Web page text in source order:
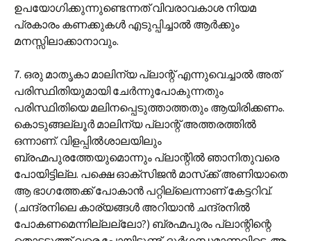
ഉപയോഗിക്കുന്നുണ്ടെന്നത് വിവരാവകാശ നിയമ
പ്രകാരം കണക്കുകൾ എടുപ്പിച്ചാൽ ആർക്കും
മനസ്സിലാക്കാനാവും.
7. ഒരു മാതൃകാ മാലിന്യ പ്ലാന്റ് എന്നുവെച്ചാൽ അത്
പരിസ്ഥിതിയുമായി ചേർന്നുപോകുന്നതും
പരിസ്ഥിതിയെ മലിനപ്പെടുത്താത്തതും ആയിരിക്കണം.
കൊടുങ്ങല്ലൂർ മാലിന്യ പ്ലാന്റ് അത്തരത്തിൽ
ഒന്നാണ്. വിളപ്പിൽശാലയിലും
ബ്രഹ്മപുരത്തേയുമൊന്നും പ്ലാന്റിൽ ഞാനിതുവരെ
പോയിട്ടില്ല. പക്ഷെ ഓക്സിജൻ മാസ്‌ക്ക് അണിയാതെ
ആ ഭാഗത്തേക്ക് പോകാൻ പറ്റില്ലെന്നാണ് കേട്ടറിവ്.
(ചന്ദ്രനിലെ കാര്യങ്ങൾ അറിയാൻ ചന്ദ്രനിൽ
പോകണമെന്നില്ലല്ലോ?) ബ്രഹ്മപുരം പ്ലാന്റിന്റെ